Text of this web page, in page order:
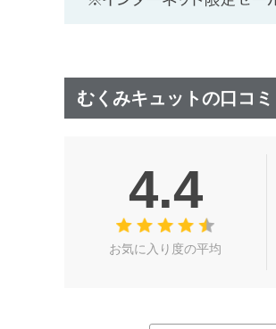
むくみキュットの口コミ
4.4
お気に入り度の平均